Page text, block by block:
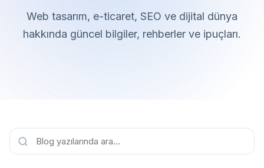
Web tasarım, e-ticaret, SEO ve dijital dünya
hakkında güncel bilgiler, rehberler ve ipuçları.